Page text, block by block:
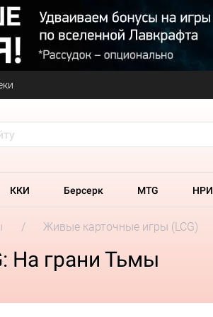
ККИ Берсерк MTG НРИ
Живые карточные игры (LCG)
На грани Тьмы